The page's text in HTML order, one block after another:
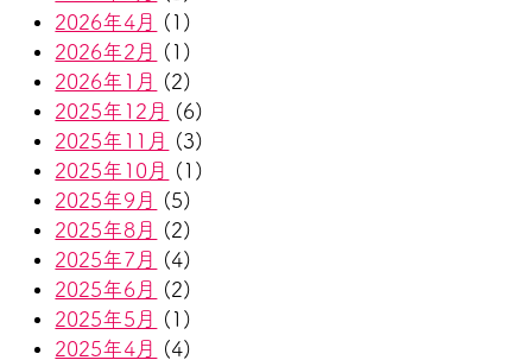
2026年4月
(1)
2026年2月
(1)
2026年1月
(2)
2025年12月
(6)
2025年11月
(3)
2025年10月
(1)
2025年9月
(5)
2025年8月
(2)
2025年7月
(4)
2025年6月
(2)
2025年5月
(1)
2025年4月
(4)